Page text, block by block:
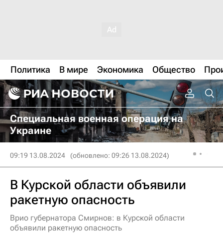
Политика В мире Экономика Общество
Специальная военная операция на
Украине
09:19 13.08.2024 (обновлено: 09:26 13.08.2024)
В Курской области объявили
ракетную опасность
Врио губернатора Смирнов: в Курской области
объявили ракетную опасность